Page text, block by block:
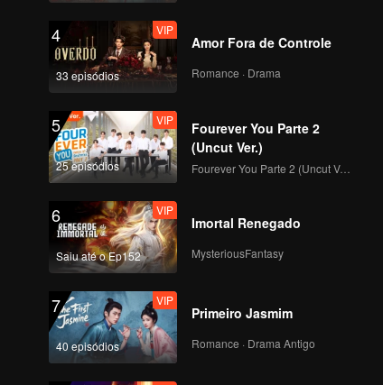
4
33 episódios
VIP
Amor Fora de Controle
Romance · Drama
5
25 episódios
VIP
Fourever You Parte 2
(Uncut Ver.)
Fourever You Parte 2 (Uncut Ver.)
6
Saiu até o Ep152
VIP
Imortal Renegado
MysteriousFantasy
7
40 episódios
VIP
Primeiro Jasmim
Romance · Drama Antigo